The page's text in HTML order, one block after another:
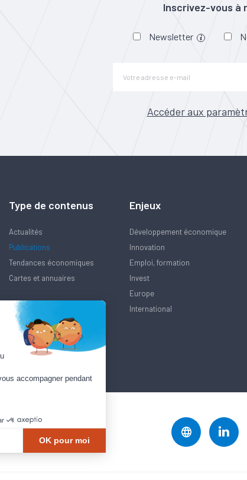
Inscrivez-vous à
Newsletter
Accéder aux
Type de contenus
Actualités
Publications
Tendances économiques
Cartes et annuaires
Enjeux
Développement économique
Innovation
Emploi, formation
Invest
Europe
International
accompagner pendant
OK pour moi
paramètres de confidentialité, en garantissant la conformité avec les